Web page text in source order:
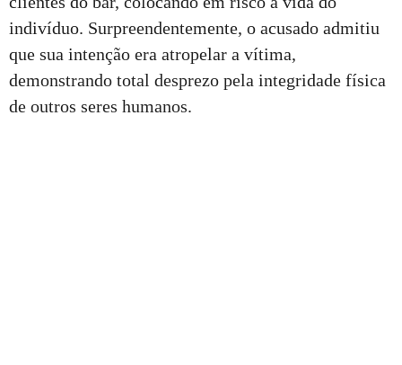
indivíduo. Surpreendentemente, o acusado admitiu
que sua intenção era atropelar a vítima,
demonstrando total desprezo pela integridade física
de outros seres humanos.